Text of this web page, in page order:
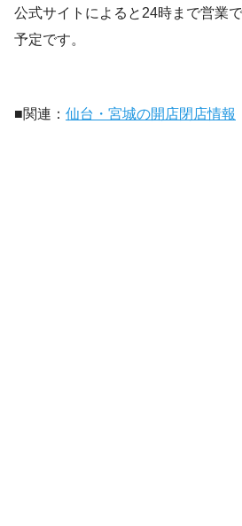
公式サイトによると24時まで営業
予定です。
■関連： 仙台・宮城の開店閉店情報